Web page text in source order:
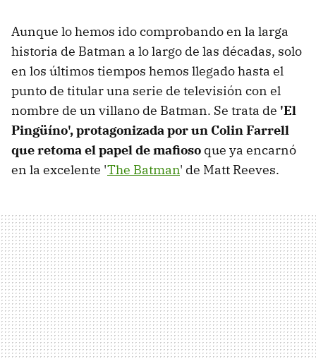
Aunque lo hemos ido comprobando en la larga
historia de Batman a lo largo de las décadas, solo
en los últimos tiempos hemos llegado hasta el
punto de titular una serie de televisión con el
nombre de un villano de Batman. Se trata de 'El
Pingüíno', protagonizada por un Colin Farrell
que retoma el papel de mafioso que ya encarnó
en la excelente 'The Batman' de Matt Reeves.